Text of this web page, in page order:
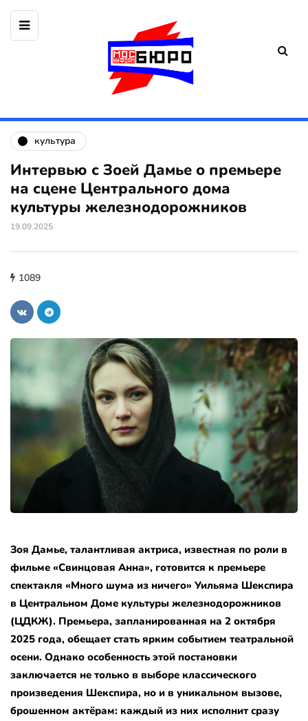
культура
Интервью с Зоей Дамье о премьере
на сцене Центрального дома
культуры железнодорожников
19.09.2025
1089
Зоя Дамье, талантливая актриса, известная по роли в
фильме «Свинцовая Анна», готовится к премьере
спектакля «Много шума из ничего» Уильяма Шекспира
в Центральном Доме культуры железнодорожников
(ЦДКЖ). Премьера, запланированная на 2 октября
2025 года, обещает стать ярким событием театральной
осени. Однако особенность этой постановки
заключается не только в выборе классического
произведения Шекспира, но и в уникальном вызове,
брошенном актёрам: каждый из них исполнит сразу